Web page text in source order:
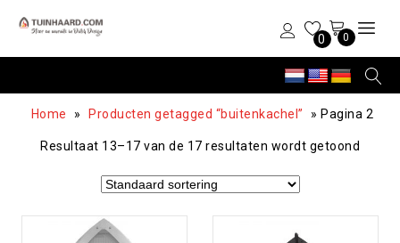
0 0
Home » Producten getagged “buitenkachel” » Pagina 2
Resultaat 13–17 van de 17 resultaten wordt getoond